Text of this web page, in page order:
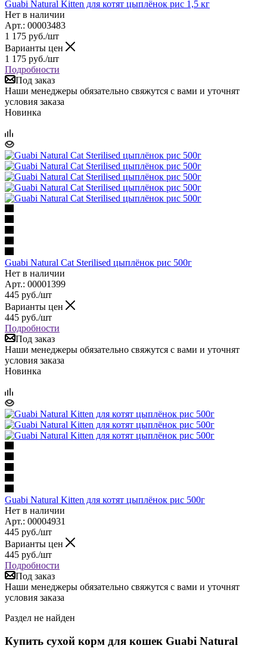
Guabi Natural Kitten для котят цыплёнок рис 1,5 кг
Нет в наличии
Арт.: 00003483
1 175 руб./шт
Варианты цен
1 175 руб./шт
Подробности
Под заказ
Наши менеджеры обязательно свяжутся с вами и уточнят
условия заказа
Новинка
Guabi Natural Cat Sterilised цыплёнок рис 500г
Нет в наличии
Арт.: 00001399
445 руб./шт
Варианты цен
445 руб./шт
Подробности
Под заказ
Наши менеджеры обязательно свяжутся с вами и уточнят
условия заказа
Новинка
Guabi Natural Kitten для котят цыплёнок рис 500г
Нет в наличии
Арт.: 00004931
445 руб./шт
Варианты цен
445 руб./шт
Подробности
Под заказ
Наши менеджеры обязательно свяжутся с вами и уточнят
условия заказа
Раздел не найден
Купить сухой корм для кошек Guabi Natural